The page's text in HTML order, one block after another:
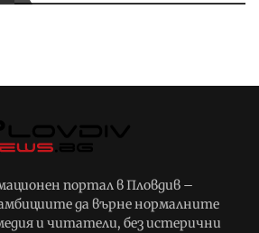
портал в Пловдив –
да върне нормалните
и читатели, без истерични